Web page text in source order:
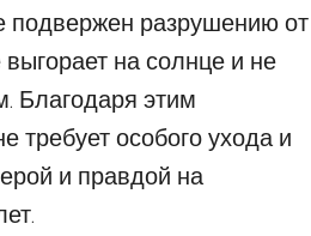
подвержен разрушению от
на солнце и не
Благодаря этим
требует особого ухода и
и правдой на